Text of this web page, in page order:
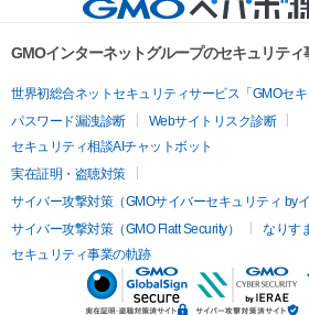
GMOインターネットグループのセキュリティ
世界初総合ネットセキュリティサービス「GMOセキ
パスワード漏洩診断
Webサイトリスク診断
セキュリティ相談AIチャットボット
実在証明・盗聴対策
サイバー攻撃対策（GMOサイバーセキュリティ byイ
サイバー攻撃対策（GMO Flatt Security）
なりす
セキュリティ事業の軌跡